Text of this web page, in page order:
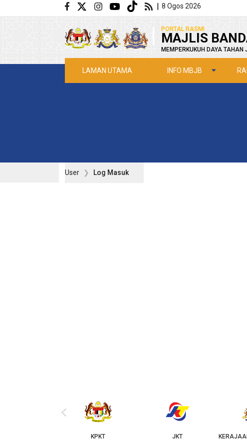
Langkau ke kandungan utama | 8 Ogos 2026
PORTAL RASMI
MAJLIS
MEMPERKUKUH DAYA
LAMAN UTAMA INFO MBJB
User Log Masuk
JKT KERAJAAN NEGERI JOHOR
‹